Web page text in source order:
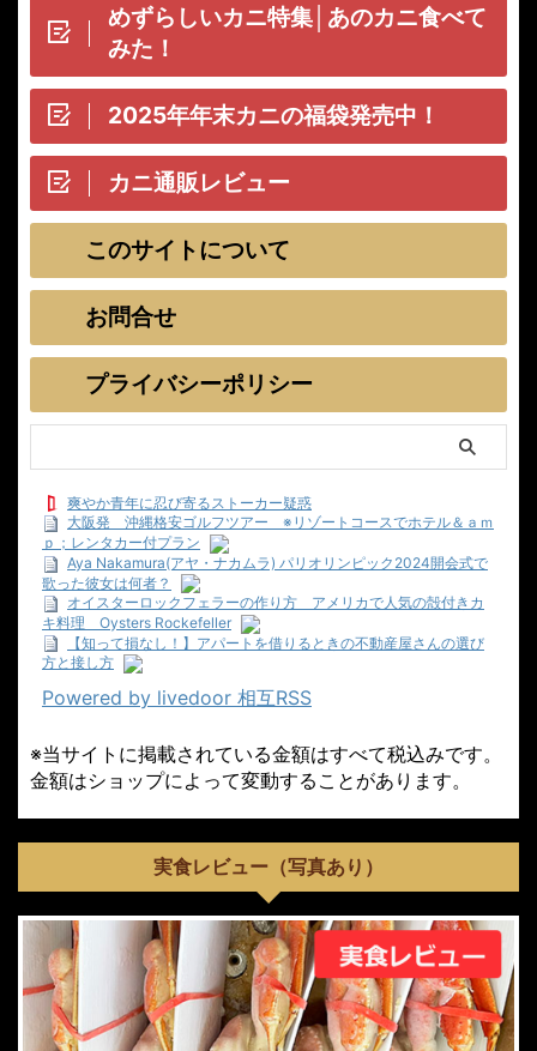
めずらしいカニ特集│あのカニ食べて
みた！
2025年年末カニの福袋発売中！
カニ通販レビュー
このサイトについて
お問合せ
プライバシーポリシー
爽やか青年に忍び寄るストーカー疑惑
大阪発 沖縄格安ゴルフツアー ※リゾートコースでホテル＆ａｍ
ｐ；レンタカー付プラン
Aya Nakamura(アヤ・ナカムラ) パリオリンピック2024開会式で
歌った彼女は何者？
オイスターロックフェラーの作り方 アメリカで人気の殻付きカ
キ料理 Oysters Rockefeller
【知って損なし！】アパートを借りるときの不動産屋さんの選び
方と接し方
Powered by livedoor 相互RSS
※当サイトに掲載されている金額はすべて税込みです。
金額はショップによって変動することがあります。
実食レビュー（写真あり）